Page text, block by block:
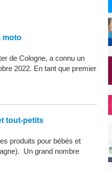
moto
de Cologne, a connu un
2022. En tant que premier
tout-petits
produits pour bébés et
Un grand nombre